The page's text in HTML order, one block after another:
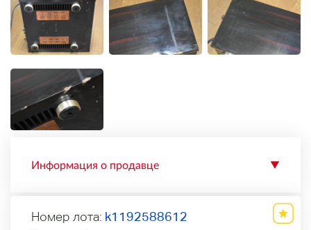
Информация о продавце ▼
Номер лота: k1192588612